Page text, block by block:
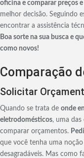
oficina e comparar preços
melhor decisão. Seguindo
encontrar a assistência
Boa sorte na sua busca e
como novos!
Comparação
Solicitar
Quando se trata de onde
eletrodomésticos, uma
comparar orçamentos.
que você tenha uma
desagradáveis. Mas como